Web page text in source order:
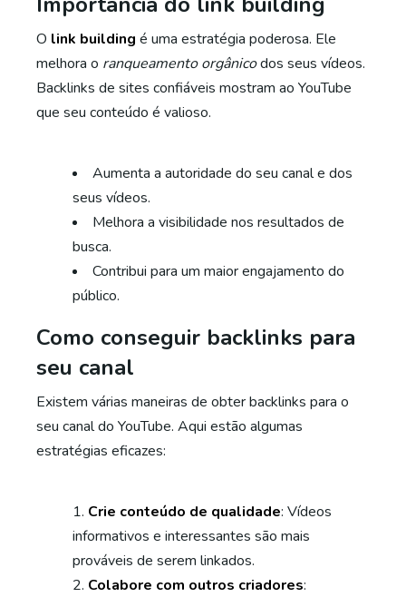
O link building é uma estratégia poderosa. Ele
melhora o ranqueamento orgânicodos seus vídeos.
Backlinks de sites confiáveis mostram ao YouTube
que seu conteúdo é valioso.
Aumenta a autoridade do seu canal e dos
seus vídeos.
Melhora a visibilidade nos resultados de
busca.
Contribui para um maior engajamento do
público.
Como conseguir backlinks para
seu canal
Existem várias maneiras de obter backlinks para o
seu canal do YouTube. Aqui estão algumas
estratégias eficazes:
Crie conteúdo de qualidade: Vídeos
informativos e interessantes são mais
prováveis de serem linkados.
Colabore com outros criadores: